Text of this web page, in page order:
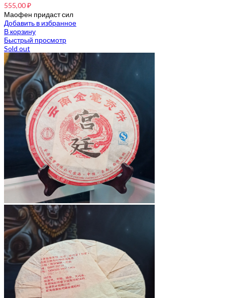
555,00₽
Маофен придаст сил
Добавить в избранное
В корзину
Быстрый просмотр
Sold out